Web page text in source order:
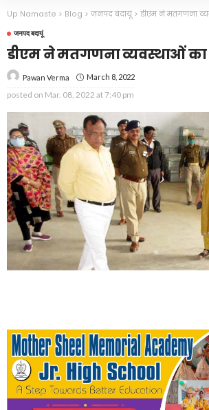
Up Namaste > Blog > जनपद बदायूं> डीएम ने मतगणना
जनपद बदायूं
डीएम ने मतगणना व्यवस्थाओं का
Pawan Verma March 8, 2022
posted on Mar. 08, 2022 at 7:40 pm